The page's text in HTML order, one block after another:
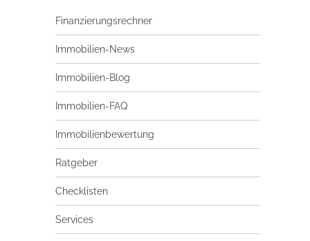
Finanzierungsrechner
Immobilien-News
Immobilien-Blog
Immobilien-FAQ
Immobilienbewertung
Ratgeber
Checklisten
Services